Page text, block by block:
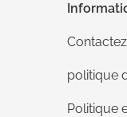
politique
Politique